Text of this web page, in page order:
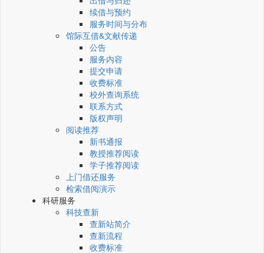
续借与预约
服务时间与分布
馆际互借&文献传递
公告
服务内容
提交申请
收费标准
校外查询系统
联系方式
版权声明
阅读推荐
新书通报
教授推荐阅读
学子推荐阅读
上门借还服务
检索借阅演示
科研服务
科技查新
查新站简介
查新流程
收费标准